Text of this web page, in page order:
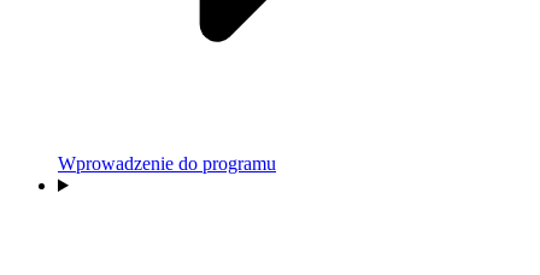
Wprowadzenie do programu